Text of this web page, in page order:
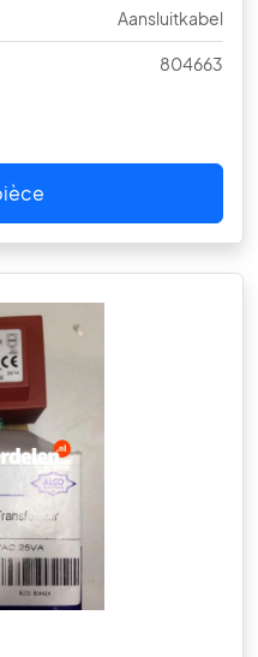
Aansluitkabel
804663